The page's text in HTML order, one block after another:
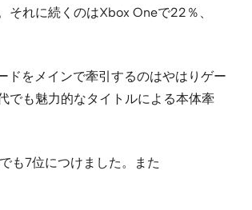
れに続くのはXbox Oneで22％、
ドをメインで牽引するのはやはりゲー
でも魅力的なタイトルによる本体牽
も7位につけました。また